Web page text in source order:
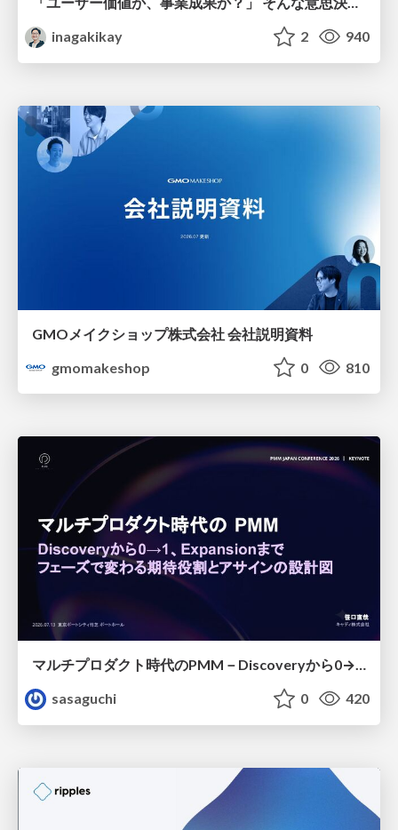
inagakikay
2 940
GMOメイクショップ株式会社 会社説明資料
gmomakeshop
0 810
マルチプロダクト時代のPMM－Discoveryから0→1、Expansionまで フェーズで変わる期待役割とアサインの設計図
sasaguchi
0 420